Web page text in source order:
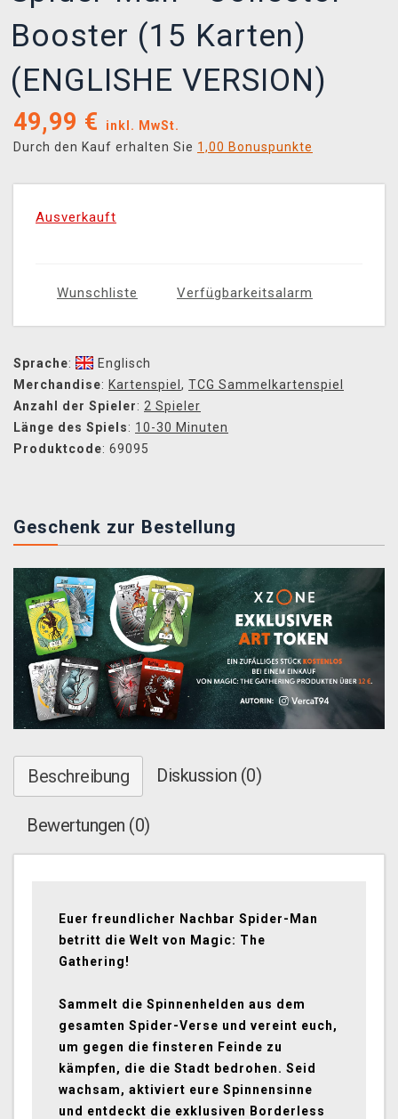
Booster (15 Karten)
(ENGLISHE VERSION)
49,99 €
inkl. MwSt.
Durch den Kauf erhalten Sie 1,00 Bonuspunkte
Ausverkauft
Wunschliste Verfügbarkeitsalarm
Sprache:
Englisch
Merchandise: Kartenspiel , TCG Sammelkartenspiel
Anzahl der Spieler: 2 Spieler
Länge des Spiels: 10-30 Minuten
Produktcode: 69095
Geschenk zur Bestellung
Beschreibung Diskussion (0)
Bewertungen (0)
Euer freundlicher Nachbar Spider-Man
betritt die Welt von Magic: The
Gathering!
Sammelt die Spinnenhelden aus dem
gesamten Spider-Verse und vereint euch,
um gegen die finsteren Feinde zu
kämpfen, die die Stadt bedrohen. Seid
wachsam, aktiviert eure Spinnensinne
und entdeckt die exklusiven Borderless